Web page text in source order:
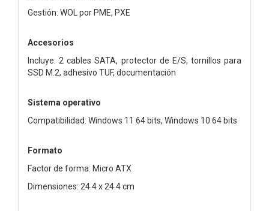
Gestión: WOL por PME, PXE
Accesorios
Incluye: 2 cables SATA, protector de E/S, tornillos para
SSD M.2, adhesivo TUF, documentación
Sistema operativo
Compatibilidad: Windows 11 64 bits, Windows 10 64 bits
Formato
Factor de forma: Micro ATX
Dimensiones: 24.4 x 24.4 cm